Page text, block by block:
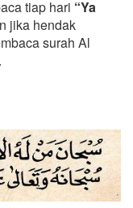
tiap hari “Ya
jika hendak
surah Al